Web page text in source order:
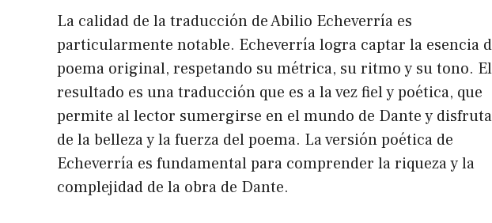
La calidad de la traducción de Abilio Echeverría es
particularmente notable. Echeverría logra captar la esencia
poema original, respetando su métrica, su ritmo y su tono. El
resultado es una traducción que es a la vez fiel y poética, que
permite al lector sumergirse en el mundo de Dante y
de la belleza y la fuerza del poema. La versión poética de
Echeverría es fundamental para comprender la riqueza y la
complejidad de la obra de Dante.